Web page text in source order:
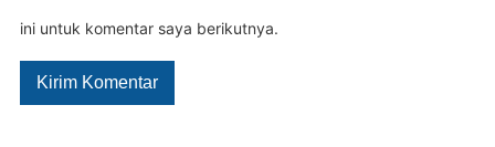
ini untuk komentar saya berikutnya.